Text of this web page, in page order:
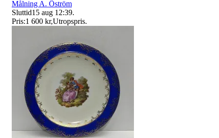
Målning A. Öström
Sluttid15 aug 12:39.
Pris:1 600 kr,Utropspris.